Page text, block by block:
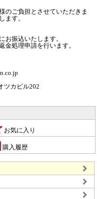
のご負担とさせていただきま
ます。
お振込いたします。
金処理申請を行います。
ツカビル202
お気に入り
購入履歴